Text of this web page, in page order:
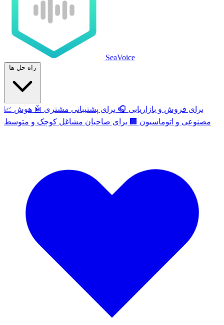
SeaVoice
راه حل ها
📈 برای فروش و بازاریابی 🎧 برای پشتیبانی مشتری 🤖 هوش
مصنوعی و اتوماسیون 🏢 برای صاحبان مشاغل کوچک و متوسط